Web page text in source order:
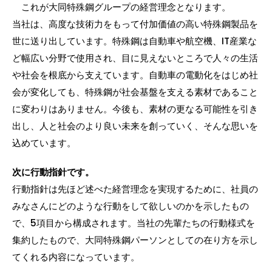
これが大同特殊鋼グループの経営理念となります。
当社は、高度な技術力をもって付加価値の高い特殊鋼製品を
世に送り出しています。特殊鋼は自動車や航空機、IT産業な
ど幅広い分野で使用され、目に見えないところで人々の生活
や社会を根底から支えています。自動車の電動化をはじめ社
会が変化しても、特殊鋼が社会基盤を支える素材であること
に変わりはありません。今後も、素材の更なる可能性を引き
出し、人と社会のより良い未来を創っていく、そんな思いを
込めています。
次に行動指針です。
行動指針は先ほど述べた経営理念を実現するために、社員の
みなさんにどのような行動をして欲しいのかを示したもの
で、5項目から構成されます。当社の先輩たちの行動様式を
集約したもので、大同特殊鋼パーソンとしての在り方を示し
てくれる内容になっています。